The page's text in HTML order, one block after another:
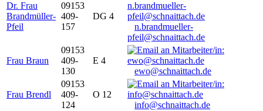
Dr. Frau
Brandmüller-
Pfeil
09153
409-
157
DG 4
n.brandmueller-
pfeil@schnaittach.de
Frau Braun
09153
409-
130
E 4
ewo@schnaittach.de
Frau Brendl
09153
409-
124
O 12
info@schnaittach.de